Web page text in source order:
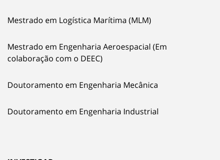
Mestrado em Logística Marítima (MLM)
Mestrado em Engenharia Aeroespacial (Em
colaboração com o DEEC)
Doutoramento em Engenharia Mecânica
Doutoramento em Engenharia Industrial